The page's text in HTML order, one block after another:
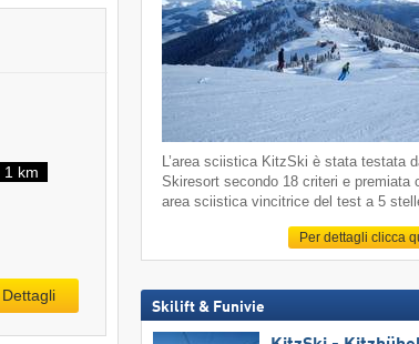
1 km
Dettagli
L’area sciistica KitzSki è stata testata
Skiresort secondo 18 criteri e premiata
area sciistica vincitrice del test a 5
Per dettagli clicca
Skilift & Funivie